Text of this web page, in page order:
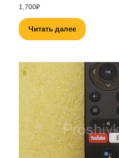
1,700₽
Читать далее